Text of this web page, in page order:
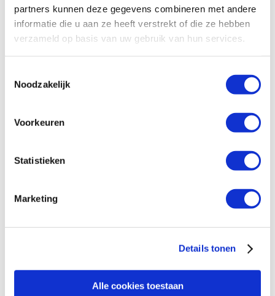
partners kunnen deze gegevens combineren met andere
informatie die u aan ze heeft verstrekt of die ze hebben
verzameld op basis van uw gebruik van hun services.
Noodzakelijk
Voorkeuren
Statistieken
Marketing
Details tonen
Alle cookies toestaan
Kies een bedrag *
Blijf op de hoogte
Schrijf je in en ontvang iedere maand verhalen van
Inschrijven